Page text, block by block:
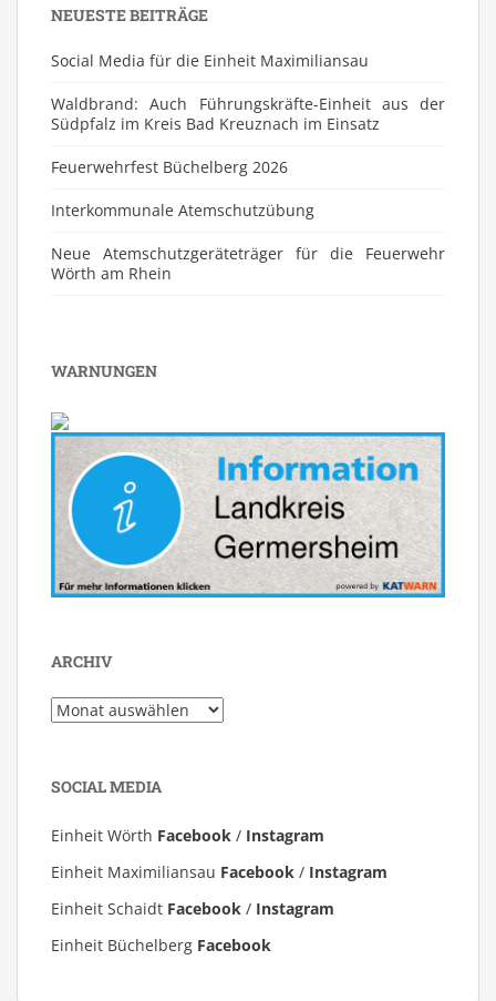
NEUESTE BEITRÄGE
Social Media für die Einheit Maximiliansau
Waldbrand: Auch Führungskräfte-Einheit aus der
Südpfalz im Kreis Bad Kreuznach im Einsatz
Feuerwehrfest Büchelberg 2026
⁠Interkommunale Atemschutzübung
Neue Atemschutzgeräteträger für die Feuerwehr
Wörth am Rhein
WARNUNGEN
ARCHIV
Archiv
SOCIAL MEDIA
Einheit Wörth Facebook / Instagram
Einheit Maximiliansau Facebook / Instagram
Einheit Schaidt Facebook / Instagram
Einheit Büchelberg Facebook